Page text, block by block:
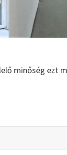
minőség ezt